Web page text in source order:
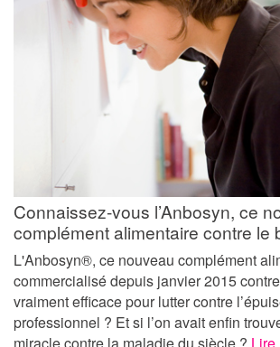
Connaissez-vous l’Anbosyn, ce
complément alimentaire contre le
L'Anbosyn®, ce nouveau complément
commercialisé depuis janvier 2015
vraiment efficace pour lutter contre
professionnel ? Et si l’on avait enfin